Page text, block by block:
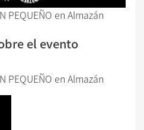
PEQUEÑO en Almazán
el evento
PEQUEÑO en Almazán